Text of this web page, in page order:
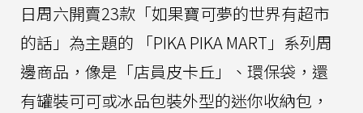
日周六開賣23款「如果寶可夢的世界有超市
的話」為主題的 「PIKA PIKA MART」系列周
邊商品，像是「店員皮卡丘」、環保袋，還
有罐裝可可或冰品包裝外型的迷你收納包，